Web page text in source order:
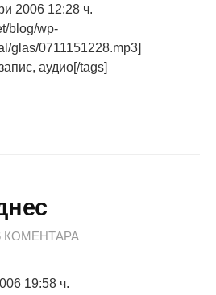
2006 12:28 ч.
blog/wp-
glas/0711151228.mp3]
аудио[/tags]
КОМЕНТАРА
19:58 ч.